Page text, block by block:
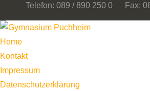
Telefon: 089 / 890 250 0 Fax:
Home
Kontakt
Impressum
Datenschutzerklärung